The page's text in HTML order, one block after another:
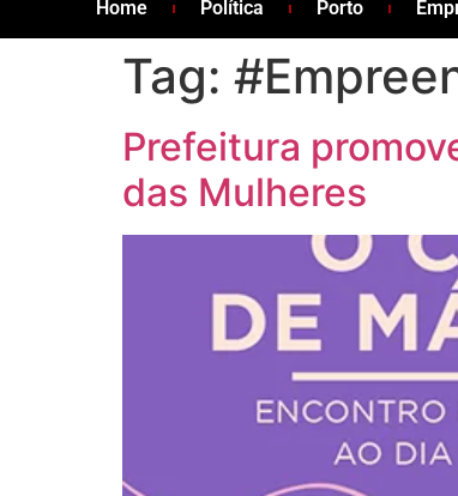
Home Política Porto
Tag:
Prefeitura
das Mulheres